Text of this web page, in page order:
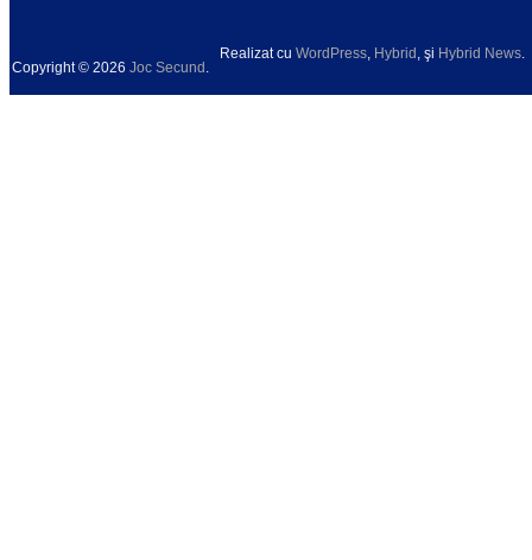
Copyright © 2026 Joc Secund .
Realizat cu WordPress, Hybrid , şi Hybrid News.